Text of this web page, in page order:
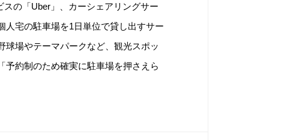
の「Uber」、カーシェアリングサー
人宅の駐車場を1日単位で貸し出すサー
球場やテーマパークなど、観光スポッ
予約制のため確実に駐車場を押さえら